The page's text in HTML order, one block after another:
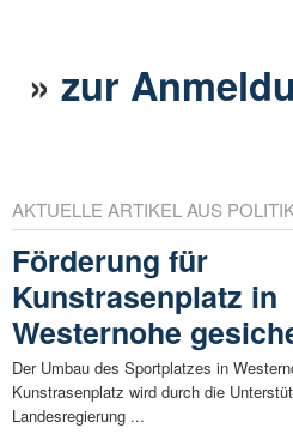
»zur
AKTUELLE ARTIKEL AUS
Förderung für
Kunstrasenplatz in
Westernohe
Der Umbau des Sportplatzes in
Kunstrasenplatz wird durch die
Landesregierung ...